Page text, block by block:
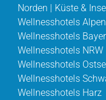
Norden | Küste &
Wellnesshotels Alpen
Wellnesshotels
Wellnesshotels NRW
Wellnesshotels
Wellnesshotels
Wellnesshotels Harz